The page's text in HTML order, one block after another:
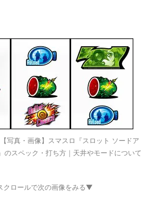
【写真・画像】スマスロ『スロット ソードア
のスペック・打ち方｜天井やモードについて
ロールで次の画像をみる▼